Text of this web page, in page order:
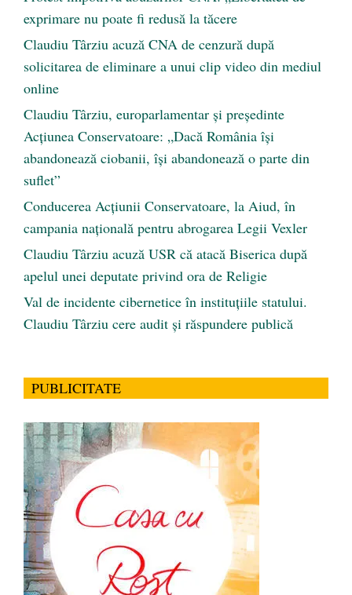
exprimare nu poate fi redusă la tăcere
Claudiu Târziu acuză CNA de cenzură după
solicitarea de eliminare a unui clip video din mediul
online
Claudiu Târziu, europarlamentar și președinte
Acțiunea Conservatoare: „Dacă România își
abandonează ciobanii, își abandonează o parte din
suflet”
Conducerea Acțiunii Conservatoare, la Aiud, în
campania națională pentru abrogarea Legii Vexler
Claudiu Târziu acuză USR că atacă Biserica după
apelul unei deputate privind ora de Religie
Val de incidente cibernetice în instituțiile statului.
Claudiu Târziu cere audit și răspundere publică
PUBLICITATE